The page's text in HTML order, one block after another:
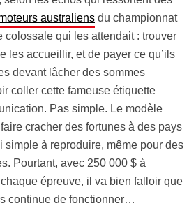
australiens du championnat
colossale qui les attendait : trouver
les accueillir, et de payer ce qu’ils
devant lâcher des sommes
coller cette fameuse étiquette
Pas simple. Le modèle
cracher des fortunes à des pays
simple à reproduire, même pour des
Pourtant, avec 250 000 $ à
épreuve, il va bien falloir que
continue de fonctionner…